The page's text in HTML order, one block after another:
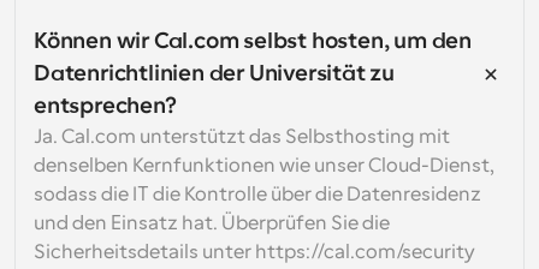
Können wir Cal.com selbst hosten, um den
Datenrichtlinien der Universität zu
entsprechen?
Ja. Cal.com unterstützt das Selbsthosting mit
denselben Kernfunktionen wie unser Cloud-Dienst,
sodass die IT die Kontrolle über die Datenresidenz
und den Einsatz hat. Überprüfen Sie die
Sicherheitsdetails unter https://cal.com/security